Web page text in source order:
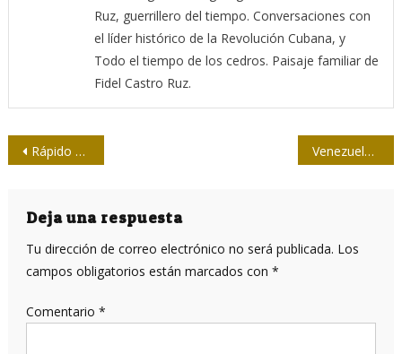
Ruz, guerrillero del tiempo. Conversaciones con
el líder histórico de la Revolución Cubana, y
Todo el tiempo de los cedros. Paisaje familiar de
Fidel Castro Ruz.
Navegación
entradas
Rápido y curioso: deporte y prensa en la misma carrera Venezuela: 27 de Junio, día Nacional del Periodista
Deja una respuesta
Tu dirección de correo electrónico no será publicada. Los
campos obligatorios están marcados con *
Comentario *